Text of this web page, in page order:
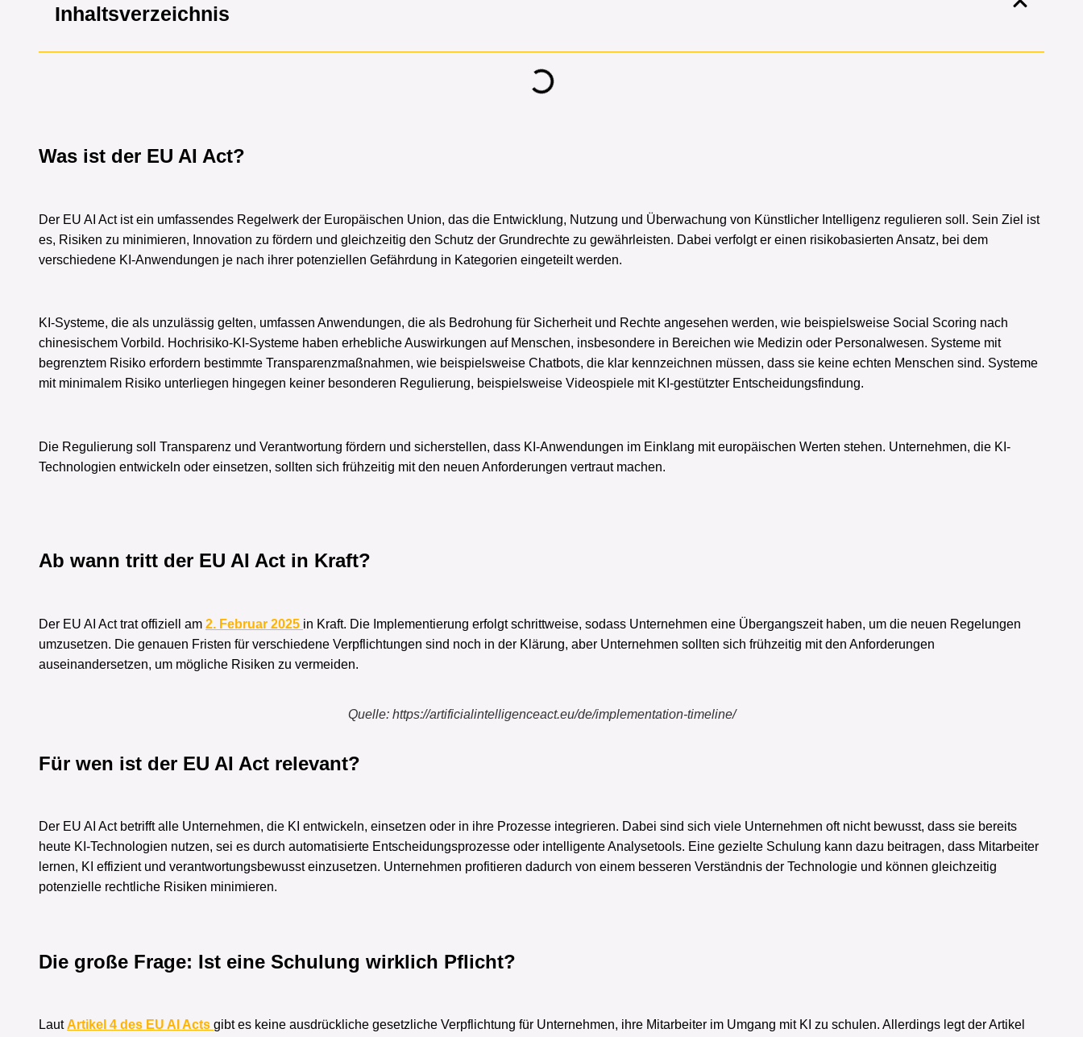
Inhaltsverzeichnis
Was ist der EU AI Act?
Der EU AI Act ist ein umfassendes Regelwerk der Europäischen Union, das die Entwicklung, Nutzung und Überwachung von Künstlicher Intelligenz regulieren soll. Sein Ziel ist
es, Risiken zu minimieren, Innovation zu fördern und gleichzeitig den Schutz der Grundrechte zu gewährleisten. Dabei verfolgt er einen risikobasierten Ansatz, bei dem
verschiedene KI-Anwendungen je nach ihrer potenziellen Gefährdung in Kategorien eingeteilt werden.
KI-Systeme, die als unzulässig gelten, umfassen Anwendungen, die als Bedrohung für Sicherheit und Rechte angesehen werden, wie beispielsweise Social Scoring nach
chinesischem Vorbild. Hochrisiko-KI-Systeme haben erhebliche Auswirkungen auf Menschen, insbesondere in Bereichen wie Medizin oder Personalwesen. Systeme mit
begrenztem Risiko erfordern bestimmte Transparenzmaßnahmen, wie beispielsweise Chatbots, die klar kennzeichnen müssen, dass sie keine echten Menschen sind. Systeme
mit minimalem Risiko unterliegen hingegen keiner besonderen Regulierung, beispielsweise Videospiele mit KI-gestützter Entscheidungsfindung.
Die Regulierung soll Transparenz und Verantwortung fördern und sicherstellen, dass KI-Anwendungen im Einklang mit europäischen Werten stehen. Unternehmen, die KI-
Technologien entwickeln oder einsetzen, sollten sich frühzeitig mit den neuen Anforderungen vertraut machen.
Ab wann tritt der EU AI Act in Kraft?
Der EU AI Act trat offiziell am 2. Februar 2025 in Kraft. Die Implementierung erfolgt schrittweise, sodass Unternehmen eine Übergangszeit haben, um die neuen Regelungen
umzusetzen. Die genauen Fristen für verschiedene Verpflichtungen sind noch in der Klärung, aber Unternehmen sollten sich frühzeitig mit den Anforderungen
auseinandersetzen, um mögliche Risiken zu vermeiden.
Quelle: https://artificialintelligenceact.eu/de/implementation-timeline/
Für wen ist der EU AI Act relevant?
Der EU AI Act betrifft alle Unternehmen, die KI entwickeln, einsetzen oder in ihre Prozesse integrieren. Dabei sind sich viele Unternehmen oft nicht bewusst, dass sie bereits
heute KI-Technologien nutzen, sei es durch automatisierte Entscheidungsprozesse oder intelligente Analysetools. Eine gezielte Schulung kann dazu beitragen, dass Mitarbeiter
lernen, KI effizient und verantwortungsbewusst einzusetzen. Unternehmen profitieren dadurch von einem besseren Verständnis der Technologie und können gleichzeitig
potenzielle rechtliche Risiken minimieren.
Die große Frage: Ist eine Schulung wirklich Pflicht?
LautArtikel 4 des EU AI Acts gibt es keine ausdrückliche gesetzliche Verpflichtung für Unternehmen, ihre Mitarbeiter im Umgang mit KI zu schulen. Allerdings legt der Artikel